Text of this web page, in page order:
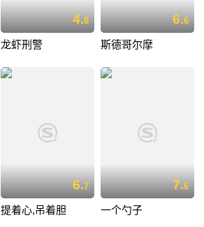
4.8
龙虾刑警
6.6
斯德哥尔摩
6.7
提着心,吊着胆
7.6
一个勺子